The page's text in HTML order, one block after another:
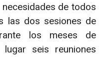
de todos
las dos sesiones de
los meses de
seis reuniones